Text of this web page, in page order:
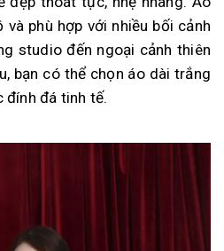
phù hợp với nhiều bối cảnh
studio đến ngoại cảnh thiên
bạn có thể chọn áo dài trắng
đính đá tinh tế.